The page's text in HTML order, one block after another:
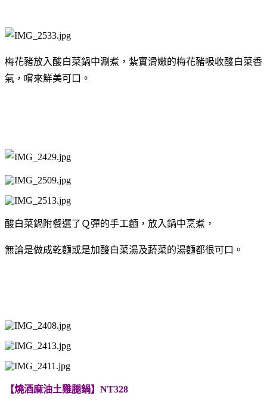
梅花豬放入酸白菜鍋中涮煮， 紮實滑嫩的梅花豬吸收酸白菜香
氣，嚐來鮮美可口。
酸白菜鍋附餐選了Ｑ彈的手工麵，放入鍋中烹煮，
無論是做成乾麵或是加酸白菜湯及蔬菜的湯麵都很可口。
【燒酒麻油土雞腿鍋】NT328